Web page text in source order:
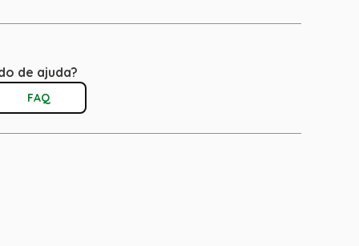
de ajuda?
FAQ